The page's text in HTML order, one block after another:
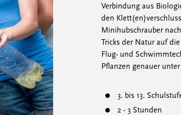
Verbindung aus
den
Minihubschrauber
Tricks der Natur auf
Flug- und
Pflanzen genauer
3. bis 13.
2 - 3 Stunden